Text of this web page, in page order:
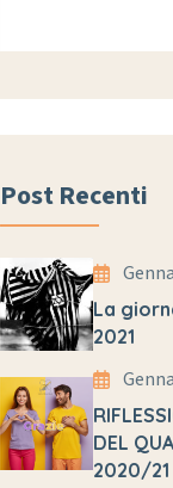
Post Recenti
La
2021
DEL
2020/21